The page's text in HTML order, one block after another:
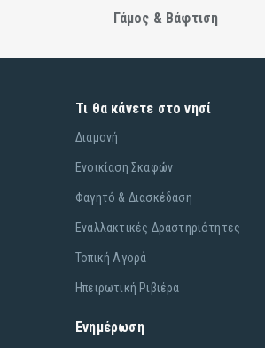
Γάμος & Βάφτιση
Τι θα κάνετε στο νησί
Διαμονή
Ενοικίαση Σκαφών
Φαγητό & Διασκέδαση
Εναλλακτικές Δραστηριότητες
Τοπική Αγορά
Ηπειρωτική Ριβιέρα
Ενημέρωση